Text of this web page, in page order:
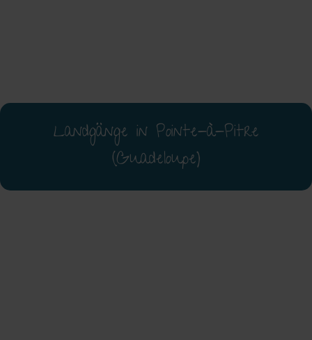
Landgänge in Pointe-à-Pitre
(Guadeloupe)